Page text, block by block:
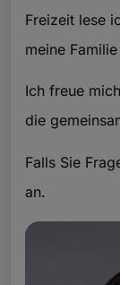
Freizeit lese
meine
Ich freue
die
Falls Sie
an.